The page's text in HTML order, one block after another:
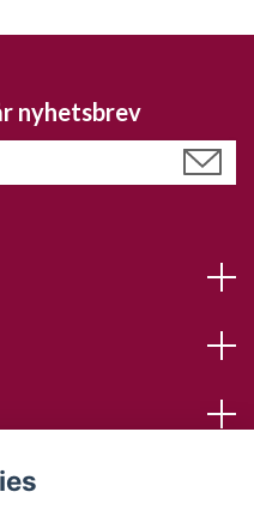
nyhetsbrev